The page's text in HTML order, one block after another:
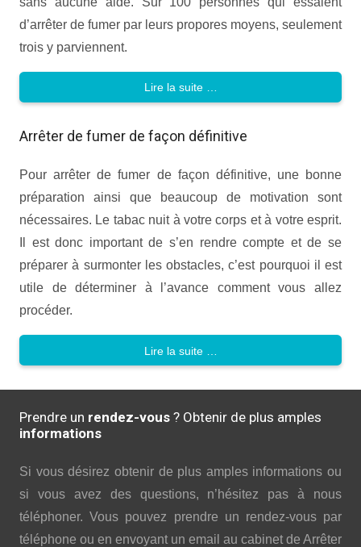
d’arrêter de fumer par leurs propores moyens, seulement
trois y parviennent.
Lire la suite …
Arrêter de fumer de façon définitive
Pour arrêter de fumer de façon définitive, une bonne
préparation ainsi que beaucoup de motivation sont
nécessaires. Le tabac nuit à votre corps et à votre esprit.
Il est donc important de s’en rendre compte et de se
préparer à surmonter les obstacles, c’est pourquoi il est
utile de déterminer à l’avance comment vous allez
procéder.
Lire la suite …
Prendre un rendez-vous ? Obtenir de plus amples
informations
Si vous désirez obtenir de plus amples informations ou
si vous avez des questions, n’hésitez pas à nous
téléphoner. Vous pouvez prendre un rendez-vous par
téléphone ou en envoyant un email au cabinet de Arrêter